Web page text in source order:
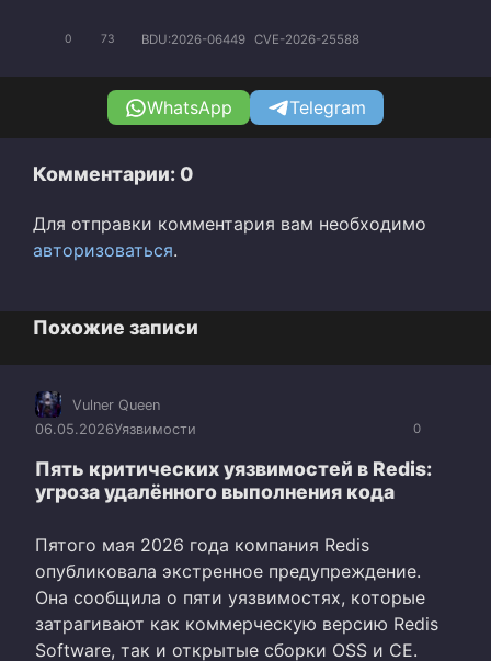
0 73 BDU:2026-06449 CVE-2026-25588
WhatsApp Telegram
Комментарии: 0
Для отправки комментария вам необходимо
авторизоваться.
Похожие записи
0
Vulner Queen
06.05.2026Уязвимости
Пять критических уязвимостей в Redis:
угроза удалённого выполнения кода
Пятого мая 2026 года компания Redis
опубликовала экстренное предупреждение.
Она сообщила о пяти уязвимостях, которые
затрагивают как коммерческую версию Redis
Software, так и открытые сборки OSS и CE.